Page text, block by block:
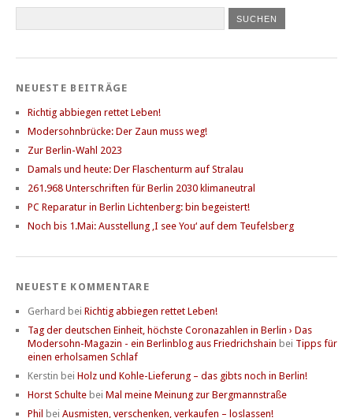
NEUESTE BEITRÄGE
Richtig abbiegen rettet Leben!
Modersohnbrücke: Der Zaun muss weg!
Zur Berlin-Wahl 2023
Damals und heute: Der Flaschenturm auf Stralau
261.968 Unterschriften für Berlin 2030 klimaneutral
PC Reparatur in Berlin Lichtenberg: bin begeistert!
Noch bis 1.Mai: Ausstellung ‚I see You‘ auf dem Teufelsberg
NEUESTE KOMMENTARE
Gerhard bei Richtig abbiegen rettet Leben!
Tag der deutschen Einheit, höchste Coronazahlen in Berlin › Das
Modersohn-Magazin - ein Berlinblog aus Friedrichshain bei Tipps für
einen erholsamen Schlaf
Kerstin bei Holz und Kohle-Lieferung – das gibts noch in Berlin!
Horst Schulte bei Mal meine Meinung zur Bergmannstraße
Phil bei Ausmisten, verschenken, verkaufen – loslassen!